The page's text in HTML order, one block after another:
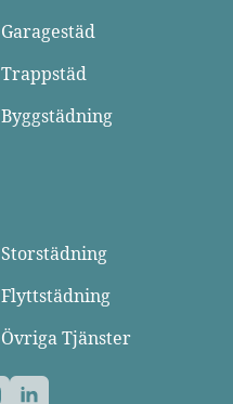
Garagestäd
Trappstäd
Byggstädning
Storstädning
Flyttstädning
Övriga Tjänster